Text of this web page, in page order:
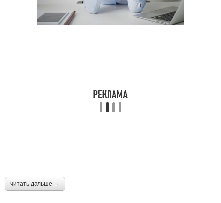
читать дальше →